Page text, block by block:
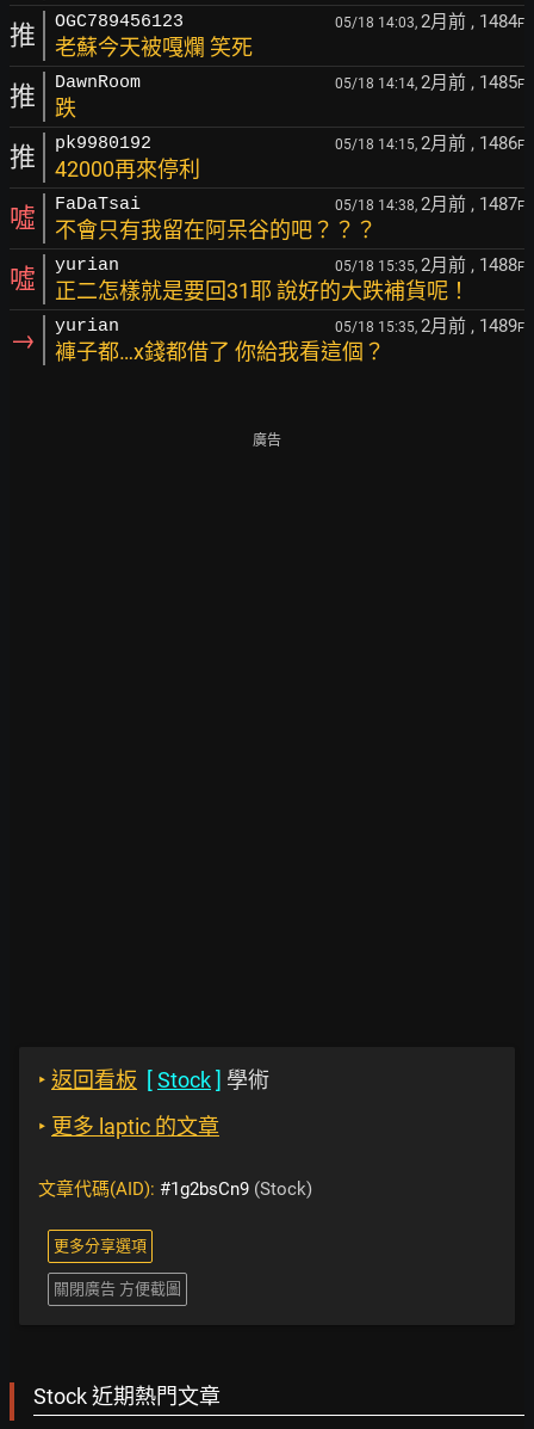
推 OGC789456123 05/18 14:03, 2月前 , 1484F
老蘇今天被嘎爛 笑死
推 DawnRoom 05/18 14:14, 2月前 , 1485F
跌
推 pk9980192 05/18 14:15, 2月前 , 1486F
42000再來停利
噓 FaDaTsai 05/18 14:38, 2月前 , 1487F
不會只有我留在阿呆谷的吧？？？
噓 yurian 05/18 15:35, 2月前 , 1488F
正二怎樣就是要回31耶 說好的大跌補貨呢！
→ yurian 05/18 15:35, 2月前 , 1489F
褲子都…x錢都借了 你給我看這個？
廣告
‣ 返回看板 [Stock] 學術
‣ 更多 laptic 的文章
文章代碼(AID): #1g2bsCn9 (Stock)
更多分享選項
關閉廣告 方便截圖
Stock 近期熱門文章